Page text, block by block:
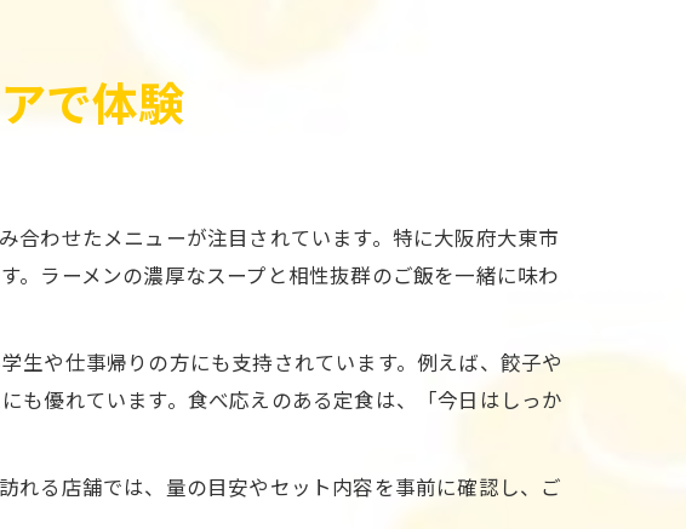
で体験
合わせたメニューが注目されています。特に大阪府大東市
。ラーメンの濃厚なスープと相性抜群のご飯を一緒に味わ
生や仕事帰りの方にも支持されています。例えば、餃子や
も優れています。食べ応えのある定食は、「今日はしっか
れる店舗では、量の目安やセット内容を事前に確認し、ご